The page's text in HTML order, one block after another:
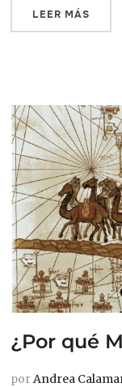
LEER MÁS
¿Por qué
porAndrea